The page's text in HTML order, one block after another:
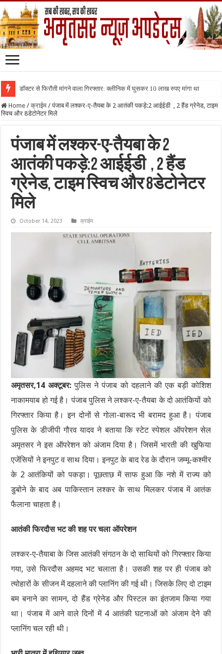
डॉक्टर से फिरौती मांगने वाला गिरफ्तार: क्लीनिक में घुसकर 10 लाख रुपए मांगा था
Home / क्राईम / पंजाब में लश्कर-ए-तैयबा के 2 आतंकी पकड़े:2 आईईडी , 2 हैंड ग्रेनेड, टाइम
स्विच और 8डेटोनेटर मिले
पंजाब में लश्कर-ए-तैयबा के 2
आतंकी पकड़े:2 आईईडी , 2 हैंड
ग्रेनेड, टाइम स्विच और 8डेटोनेटर
मिले
October 14, 2023 क्राईम
अमृतसर,14 अक्टूबर: पुलिस ने पंजाब को दहलाने की एक बड़ी कोशिश
नाकामयाब हो गई है। पंजाब पुलिस ने लश्कर-ए-तैयबा के दो आतंकियों को
गिरफ्तार किया है। इन दोनों से गोला-बारूद भी बरामद हुआ है। पंजाब
पुलिस के डीजीपी गौरव यादव ने बताया कि स्टेट स्पेशल ऑपरेशन सेल
अमृतसर ने इस ऑपरेशन को अंजाम दिया है। जिसमें भारती की खुफिया
एजेंसियों ने इनपुट व साथ दिया। इनपुट के बाद रेड के दौरान जम्मू-कश्मीर
के 2 आतंकियों को पकड़ा। पूछताछ में साफ हुआ कि नशे में राज्य को
डुबोने के बाद अब पाकिस्तान लश्कर के साथ मिलकर पंजाब में आतंक
फैलाना चाहता है।
आतंकी फिरदौस भट की शह पर चला ऑपरेशन
लश्कर-ए-तैयाबा के जिस आतंकी संगठन के दो साथियों को गिरफ्तार किया
गया, उसे फिरदौस अहमद भट चलाता है। उसकी शह पर ही पंजाब को
त्योहारों के सीजन में दहलाने की प्लानिंग की गई थी। जिसके लिए दो टाइम
बम बनाने का सामन, दो हैंड ग्रेनेड और पिस्टल का इंतजाम किया गया
था। पंजाब में आने वाले दिनों में 4 आतंकी घटनाओं को अंजाम देने की
प्लानिंग चल रही थी।